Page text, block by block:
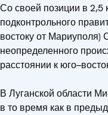
Со своей позиции в 2,5
подконтрольного
востоку от
неопределенного
расстоянии к
В Луганской области
в то время как в